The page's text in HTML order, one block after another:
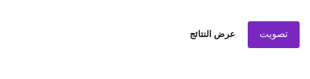
تصويت عرض النتائج